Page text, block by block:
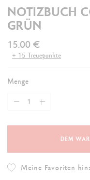
NOTIZBUCH
GRÜN
15.00 €
+ 15 Treuepunkte
Menge
DEM
Meine Favoriten